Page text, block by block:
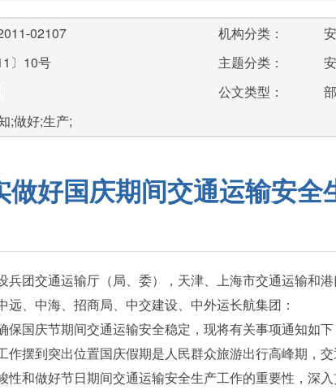
02107
〕10号
;做好;生产;
机构分类：
主题分类：
公文类型：
做好国庆期间交通运输安全
兵团交通运输厅（局、委），天津、上海市交通运输和
、中海、招商局、中交建设、中外运长航集团：
国庆节期间交通运输安全稳定，现将有关事项通知如下
摆到突出位置国庆假期是人民群众旅游出行高峰期，
性和做好节日期间交通运输安全生产工作的重要性，深